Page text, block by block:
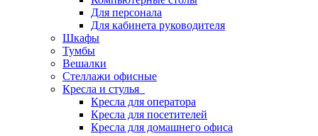
Для персонала
Для кабинета руководителя
Шкафы
Тумбы
Вешалки
Стеллажи офисные
Кресла и стулья
Кресла для оператора
Кресла для посетителей
Кресла для домашнего офиса